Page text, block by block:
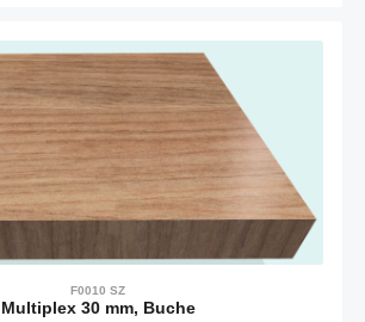
F0010 SZ
Multiplex 30 mm, Buche